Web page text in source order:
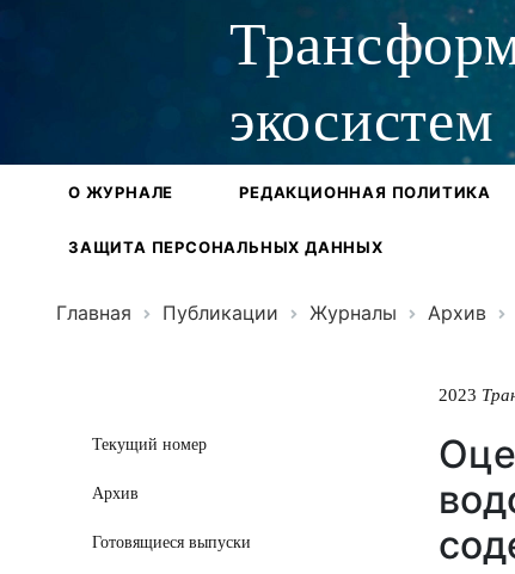
экосистем
О ЖУРНАЛЕ РЕДАКЦИОННАЯ ПОЛИТИКА
ЗАЩИТА ПЕРСОНАЛЬНЫХ ДАННЫХ
Главная Публикации Журналы Архив
Текущий номер
Архив
Готовящиеся выпуски
2023